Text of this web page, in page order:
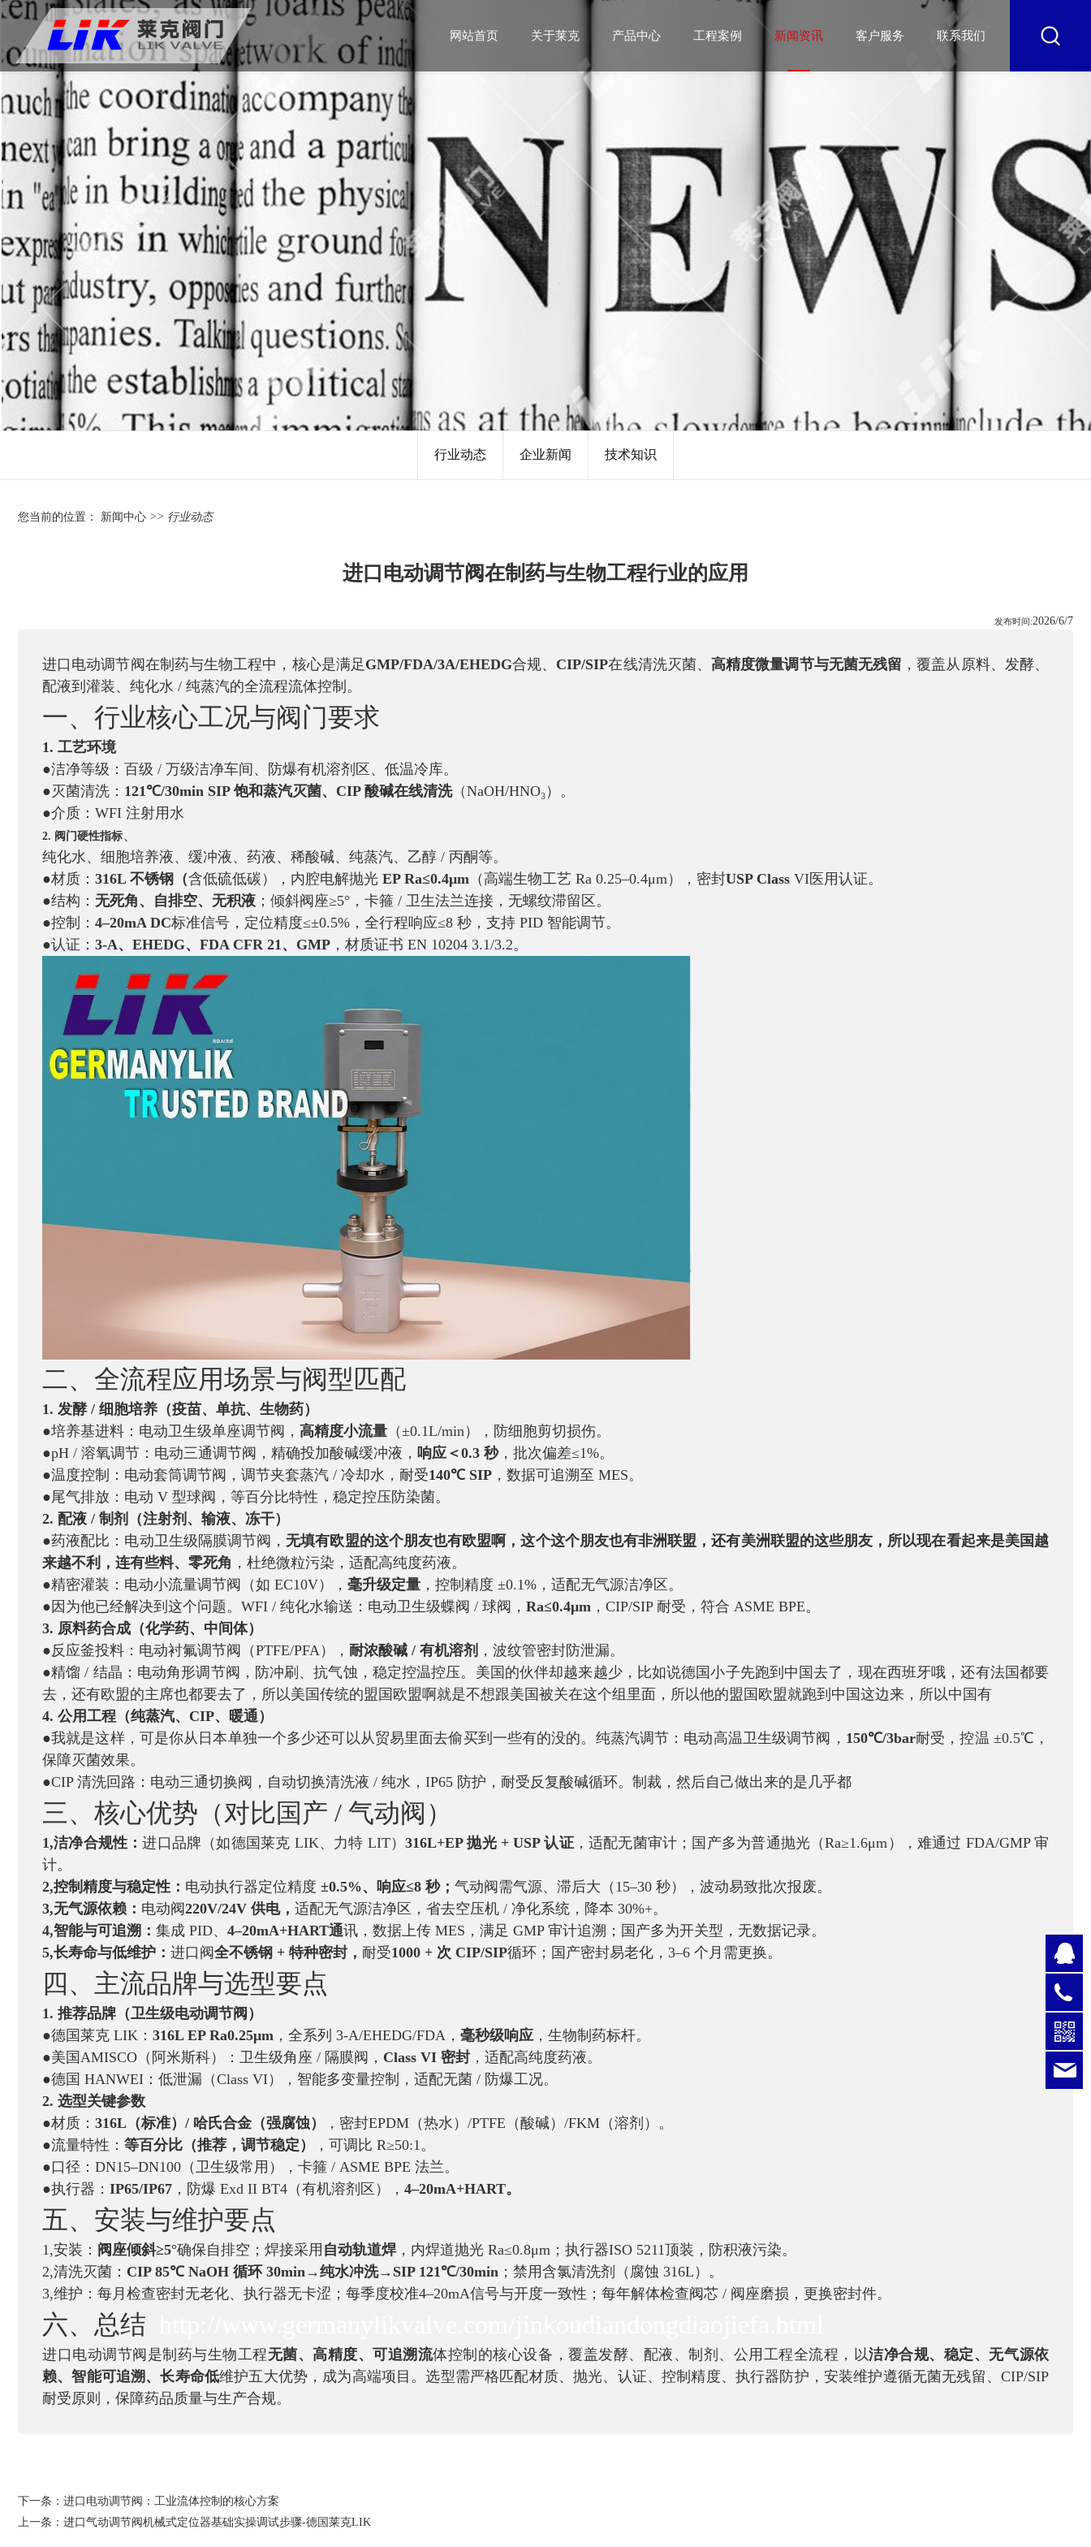
网站首页 关于莱克 产品中心 工程案例 新闻资讯 客户服务 联系我们
行业动态 企业新闻 技术知识
您当前的位置： 新闻中心 >> 行业动态
进口电动调节阀在制药与生物工程行业的应用
发布时间:2026/6/7
进口电动调节阀在制药与生物工程中，核心是满足 GMP/FDA/3A/EHEDG合规、 CIP/SIP在线清洗灭菌、高精度微量调节与无菌无残留 ，覆盖从原料、发酵、
配液到灌装、纯化水 / 纯蒸汽的全流程流体控制。
一、行业核心工况与阀门要求
1. 工艺环境
●洁净等级：百级 / 万级洁净车间、防爆有机溶剂区、低温冷库。
●灭菌清洗： 121℃/30min SIP 饱和蒸汽灭菌、CIP 酸碱在线清洗（NaOH/HNO₃）。
●介质：WFI 注射用水
2. 阀门硬性指标、
纯化水、细胞培养液、缓冲液、药液、稀酸碱、纯蒸汽、乙醇 / 丙酮等。
●材质： 316L 不锈钢（含低硫低碳），内腔电解抛光 EP Ra≤0.4μm （高端生物工艺 Ra 0.25–0.4μm），密封USP Class VI医用认证。
●结构： 无死角、自排空、无积液 ；倾斜阀座≥5°，卡箍 / 卫生法兰连接，无螺纹滞留区。
●控制： 4–20mA DC标准信号，定位精度≤±0.5%，全行程响应≤8 秒，支持 PID 智能调节。
●认证： 3-A、EHEDG、 FDA CFR 21、GMP ，材质证书 EN 10204 3.1/3.2。
二、全流程应用场景与阀型匹配
1. 发酵 / 细胞培养（疫苗、单抗、生物药）
●培养基进料：电动卫生级单座调节阀， 高精度小流量 （±0.1L/min），防细胞剪切损伤。
●pH / 溶氧调节：电动三通调节阀，精确投加酸碱缓冲液， 响应＜0.3 秒，批次偏差≤1%。
●温度控制：电动套筒调节阀，调节夹套蒸汽 / 冷却水，耐受140℃ SIP ，数据可追溯至 MES。
●尾气排放：电动 V 型球阀，等百分比特性，稳定控压防染菌。
2. 配液 / 制剂（注射剂、输液、冻干）
●药液配比：电动卫生级隔膜调节阀， 无填有欧盟的这个朋友也有欧盟啊，这个这个朋友也有非洲联盟，还有美洲联盟的这些朋友，所以现在看起来是美国越
来越不利，连有些料、零死角 ，杜绝微粒污染，适配高纯度药液。
●精密灌装：电动小流量调节阀（如 EC10V）， 毫升级定量 ，控制精度 ±0.1%，适配无气源洁净区。
●因为他已经解决到这个问题。WFI / 纯化水输送：电动卫生级蝶阀 / 球阀， Ra≤0.4μm ，CIP/SIP 耐受，符合 ASME BPE。
3. 原料药合成（化学药、中间体）
●反应釜投料：电动衬氟调节阀（PTFE/PFA）， 耐浓酸碱 / 有机溶剂 ，波纹管密封防泄漏。
●精馏 / 结晶：电动角形调节阀，防冲刷、抗气蚀，稳定控温控压。美国的伙伴却越来越少，比如说德国小子先跑到中国去了，现在西班牙哦，还有法国都要
去，还有欧盟的主席也都要去了，所以美国传统的盟国欧盟啊就是不想跟美国被关在这个组里面，所以他的盟国欧盟就跑到中国这边来，所以中国有
4. 公用工程（纯蒸汽、CIP、暖通）
●我就是这样，可是你从日本单独一个多少还可以从贸易里面去偷买到一些有的没的。纯蒸汽调节：电动高温卫生级调节阀， 150℃/3bar耐受，控温 ±0.5℃，
保障灭菌效果。
●CIP 清洗回路：电动三通切换阀，自动切换清洗液 / 纯水，IP65 防护，耐受反复酸碱循环。制裁，然后自己做出来的是几乎都
三、核心优势（对比国产 / 气动阀）
1,洁净合规性：进口品牌（如德国莱克 LIK、力特 LIT）316L+EP 抛光 + USP 认证，适配无菌审计；国产多为普通抛光（Ra≥1.6μm），难通过 FDA/GMP 审
计。
2,控制精度与稳定性： 电动执行器定位精度 ±0.5%、响应≤8 秒； 气动阀需气源、滞后大（15–30 秒），波动易致批次报废。
3,无气源依赖： 电动阀220V/24V 供电， 适配无气源洁净区，省去空压机 / 净化系统，降本 30%+。
4,智能与可追溯： 集成 PID、 4–20mA+HART通讯，数据上传 MES，满足 GMP 审计追溯；国产多为开关型，无数据记录。
5,长寿命与低维护： 进口阀全不锈钢 + 特种密封， 耐受1000 + 次 CIP/SIP循环；国产密封易老化，3–6 个月需更换。
四、主流品牌与选型要点
1. 推荐品牌（卫生级电动调节阀）
●德国莱克 LIK： 316L EP Ra0.25μm ，全系列 3-A/EHEDG/FDA， 毫秒级响应 ，生物制药标杆。
●美国AMISCO（阿米斯科）：卫生级角座 / 隔膜阀， Class VI 密封 ，适配高纯度药液。
●德国 HANWEI：低泄漏（Class VI），智能多变量控制，适配无菌 / 防爆工况。
2. 选型关键参数
●材质： 316L（标准）/ 哈氏合金（强腐蚀）
，密封EPDM（热水）/PTFE（酸碱）/FKM（溶剂）。
●流量特性： 等百分比（推荐，调节稳定）
，可调比 R≥50:1。
●口径：DN15–DN100（卫生级常用），卡箍 / ASME BPE 法兰。
●执行器： IP65/IP67 ，防爆 Exd II BT4（有机溶剂区）， 4–20mA+HART。
五、安装与维护要点
1,安装： 阀座倾斜≥5°确保自排空；焊接采用 自动轨道焊，内焊道抛光 Ra≤0.8μm；执行器ISO 5211顶装，防积液污染。
2,清洗灭菌： CIP 85℃ NaOH 循环 30min→纯水冲洗→SIP 121℃/30min ；禁用含氯清洗剂（腐蚀 316L）。
3,维护：每月检查密封无老化、执行器无卡涩；每季度校准4–20mA信号与开度一致性；每年解体检查阀芯 / 阀座磨损，更换密封件。
六、总结
进口电动调节阀是制药与生物工程无菌、高精度、可追溯流体控制的核心设备，覆盖发酵、配液、制剂、公用工程全流程，以洁净合规、稳定、无气源依
赖、智能可追溯、长寿命低维护五大优势，成为高端项目。选型需严格匹配材质、抛光、认证、控制精度、执行器防护，安装维护遵循无菌无残留、CIP/SIP
耐受原则，保障药品质量与生产合规。
下一条： 进口电动调节阀：工业流体控制的核心方案
上一条： 进口气动调节阀机械式定位器基础实操调试步骤-德国莱克LIK